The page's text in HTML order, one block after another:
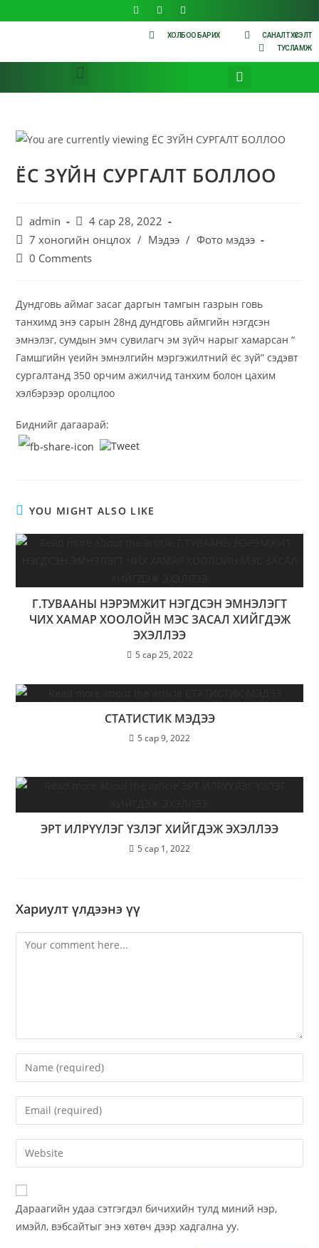
ХОЛБОО БАРИХ
САНАЛТ ХҮСЭЛТ
ТУСЛАМЖ
ЁС ЗҮЙН СУРГАЛТ БОЛЛОО
admin
4 сар 28, 2022
7 хоногийн онцлох / Мэдээ / Фото мэдээ
0 Comments
Дундговь аймаг засаг даргын тамгын газрын говь
танхимд энэ сарын 28нд дундговь аймгийн нэгдсэн
эмнэлэг, сумдын эмч сувилагч эм зүйч нарыг хамарсан “
Гамшгийн үеийн эмнэлгийн мэргэжилтний ёс зүй” сэдэвт
сургалтанд 350 орчим ажилчид танхим болон цахим
хэлбэрээр оролцлоо
Биднийг дагаарай:
YOU MIGHT ALSO LIKE
Г.ТУВААНЫ НЭРЭМЖИТ НЭГДСЭН ЭМНЭЛЭГТ
ЧИХ ХАМАР ХООЛОЙН МЭС ЗАСАЛ ХИЙГДЭЖ
ЭХЭЛЛЭЭ
5 сар 25, 2022
СТАТИСТИК МЭДЭЭ
5 сар 9, 2022
ЭРТ ИЛРҮҮЛЭГ ҮЗЛЭГ ХИЙГДЭЖ ЭХЭЛЛЭЭ
5 сар 1, 2022
Хариулт үлдээнэ үү
Дараагийн удаа сэтгэгдэл бичихийн тулд миний нэр,
имэйл, вэбсайтыг энэ хөтөч дээр хадгална уу.